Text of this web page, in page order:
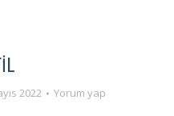
2022 Yorum yap